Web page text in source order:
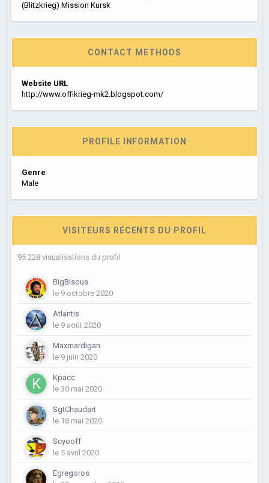
(Blitzkrieg) Mission Kursk
CONTACT METHODS
Website URL
http://www.offikrieg-mk2.blogspot.com/
PROFILE INFORMATION
Genre
Male
VISITEURS RÉCENTS DU PROFIL
95 228 visualisations du profil
BigBisous
le 9 octobre 2020
Atlantis
le 9 août 2020
Maxmardigan
le 9 juin 2020
Kpacc
le 30 mai 2020
SgtChaudart
le 18 mai 2020
Scyooff
le 5 avril 2020
Egregoros